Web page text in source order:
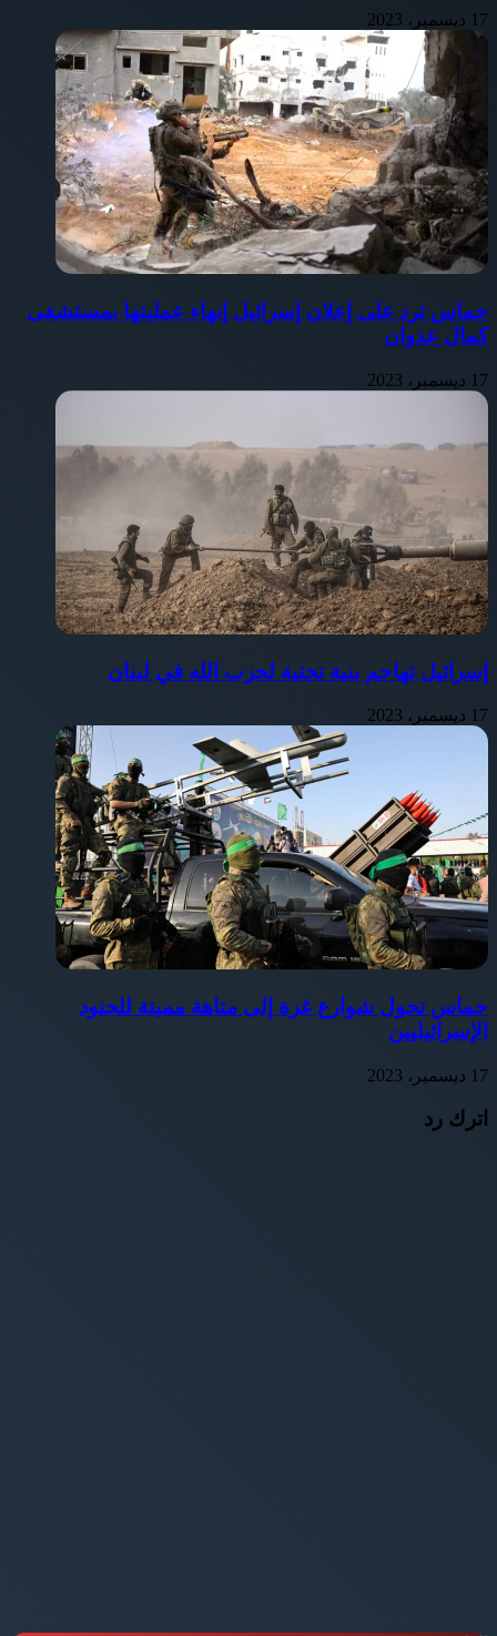
17 ديسمبر، 2023
حماس ترد على إعلان إسرائيل إنهاء عمليتها بمستشفى
كمال عدوان
17 ديسمبر، 2023
إسرائيل تهاجم بنية تحتية لحزب الله في لبنان
17 ديسمبر، 2023
حماس تحول شوارع غزة إلى متاهة مميتة للجنود
الإسرائيليين
17 ديسمبر، 2023
اترك رد